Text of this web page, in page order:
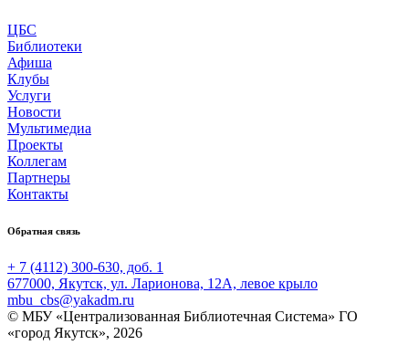
ЦБС
Библиотеки
Афиша
Клубы
Услуги
Новости
Мультимедиа
Проекты
Коллегам
Партнеры
Контакты
Обратная связь
+ 7 (4112) 300-630, доб. 1
677000, Якутск, ул. Ларионова, 12А, левое крыло
mbu_cbs@yakadm.ru
© МБУ «Централизованная Библиотечная Система» ГО
«город Якутск», 2026